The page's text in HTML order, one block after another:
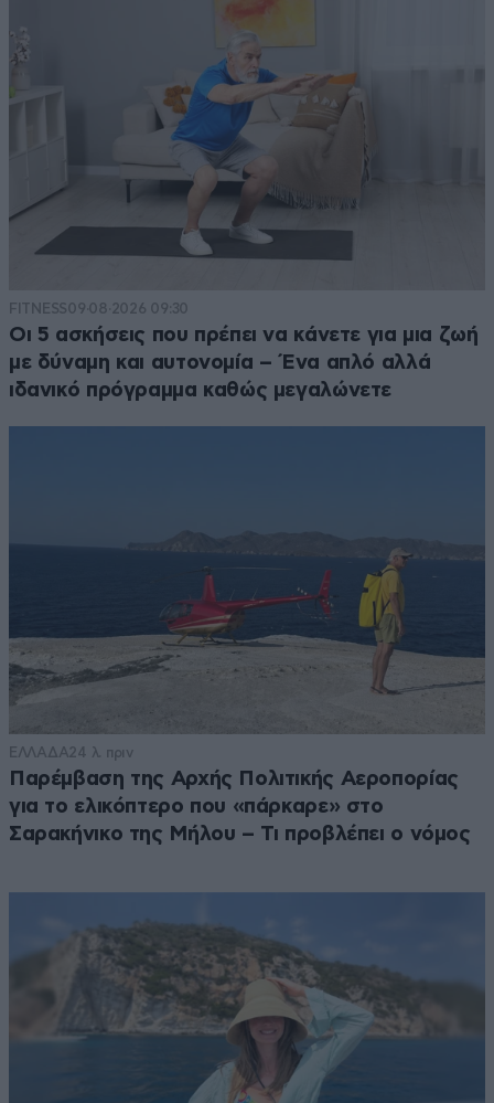
FITNESS09·08·2026 09:30
Οι 5 ασκήσεις που πρέπει να κάνετε για μια ζωή
με δύναμη και αυτονομία – Ένα απλό αλλά
ιδανικό πρόγραμμα καθώς μεγαλώνετε
ΕΛΛΑΔΑ24 λ. πριν
Παρέμβαση της Αρχής Πολιτικής Αεροπορίας
για το ελικόπτερο που «πάρκαρε» στο
Σαρακήνικο της Μήλου – Τι προβλέπει ο νόμος